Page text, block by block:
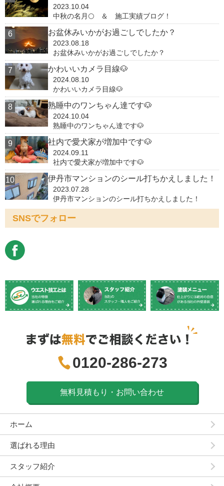
2023.10.04
中秋の名月🌕 ＆ 施工実績ブログ！
お盆休みいかがお過ごしでしたか？
2023.08.18
お盆休みいかがお過ごしでしたか？
かわいいカメラ目線🐶
2024.08.10
かわいいカメラ目線🐶
熟睡中のワンちゃん達です🐶
2024.10.04
熟睡中のワンちゃん達です🐶
社内で愛犬家が増加中です🐶
2024.09.11
社内で愛犬家が増加中です🐶
伊丹市マンションのシール打ちかえしました！
2023.07.28
伊丹市マンションのシール打ちかえしました！
SNSでフォロー
0120-286-273
無料見積もり・お問い合わせ
ホーム
選ばれる理由
スタッフ紹介